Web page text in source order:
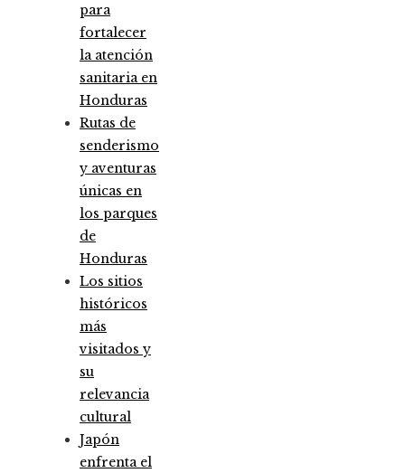
para
fortalecer
la atención
sanitaria en
Honduras
Rutas de
senderismo
y aventuras
únicas en
los parques
de
Honduras
Los sitios
históricos
más
visitados y
su
relevancia
cultural
Japón
enfrenta el